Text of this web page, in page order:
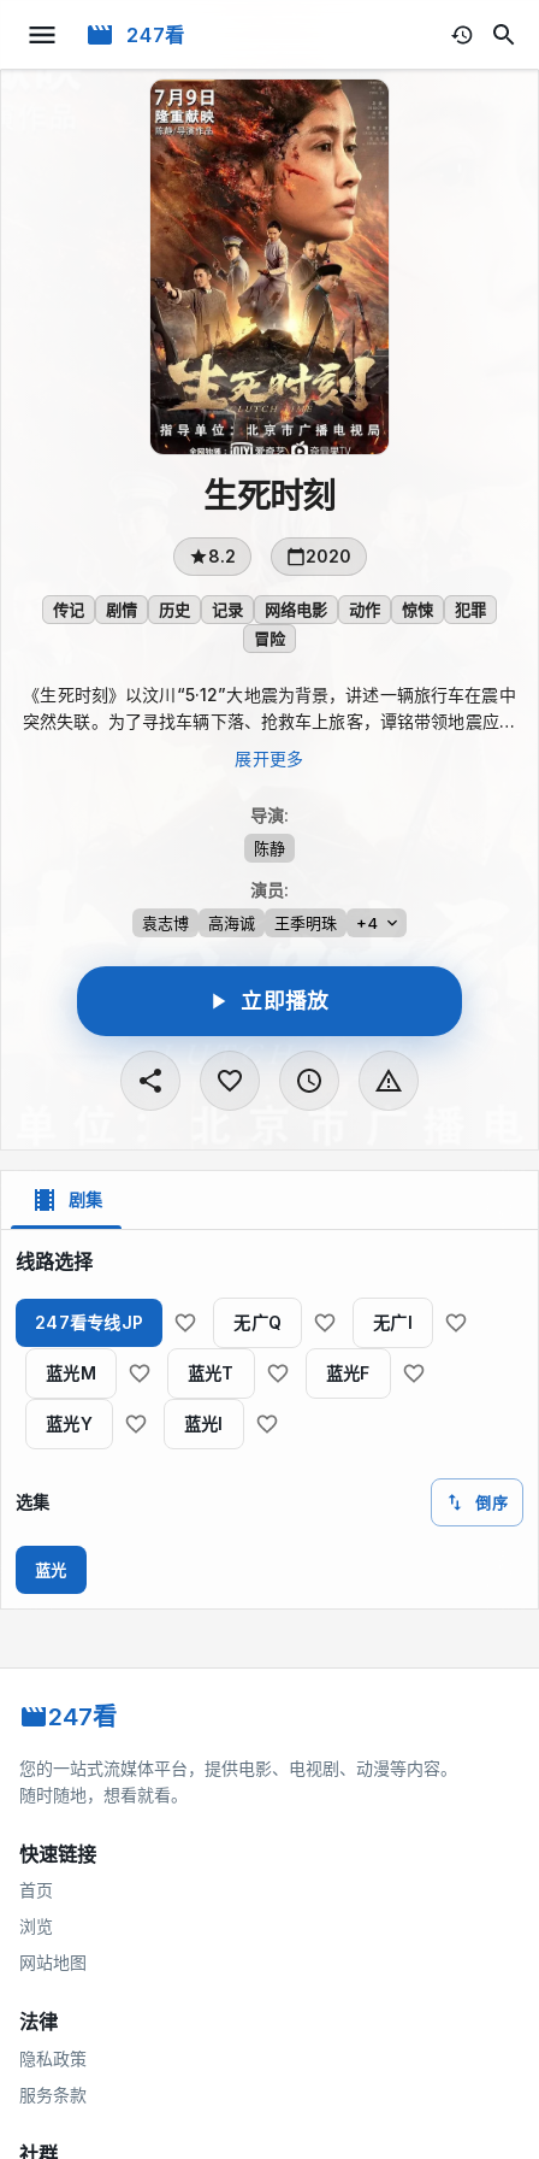
247看
生死时刻
8.2 2020
传记 剧情 历史 记录 网络电影 动作 惊悚
犯罪
冒险
《生死时刻》以汶川“5·12”大地震为背景，讲述一辆旅行车在震中
突然失联。为了寻找车辆下落、抢救车上旅客，谭铭带领地震应急
搜救突击队展开紧急行动。车内既有伴侣、小偷和警察，也有个体
户、港商、税务干部及妇女儿童。面对生死考验，众人放下隔阂、
展开更多
导演:
陈静
演员:
袁志博 高海诚 王季明珠 +4
立即播放
剧集
线路选择
247看专线JP 无广Q 无广I
蓝光M 蓝光T 蓝光F
蓝光Y 蓝光I
选集 倒序
蓝光
247看
您的一站式流媒体平台，提供电影、电视剧、动漫等内容。
随时随地，想看就看。
快速链接
首页
浏览
网站地图
法律
隐私政策
服务条款
社群